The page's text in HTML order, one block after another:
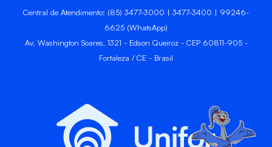
Central de Atendimento: (85) 3477-3000 | 3477-3400 | 99246-
6625 (WhatsApp)
Av. Washington Soares, 1321 - Edson Queiroz - CEP 60811-905 -
Fortaleza / CE - Brasil